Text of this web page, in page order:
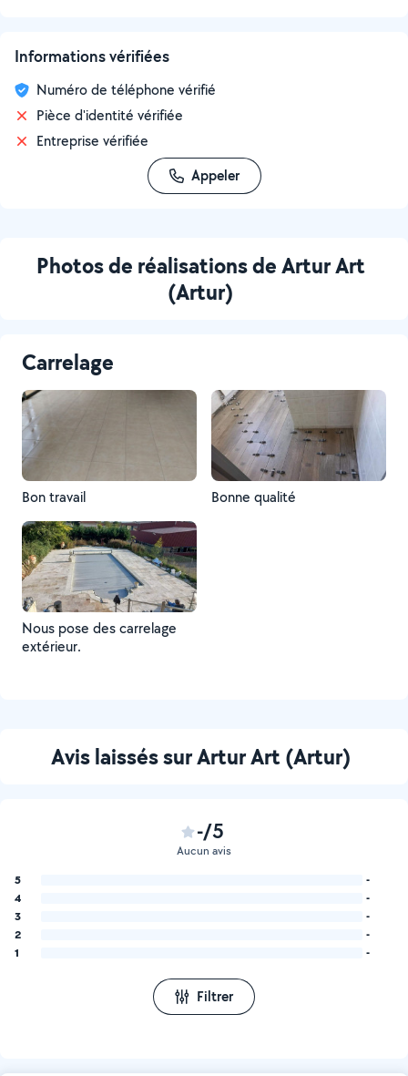
Informations vérifiées
Numéro de téléphone vérifié
Pièce d'identité vérifiée
Entreprise vérifiée
Appeler
Photos de réalisations de Artur Art
(Artur)
Carrelage
Bon travail Bonne qualité
Nous pose des carrelage
extérieur.
Avis laissés sur Artur Art (Artur)
-/5
Aucun avis
5
-
4
-
3
-
2
-
1
-
Filtrer